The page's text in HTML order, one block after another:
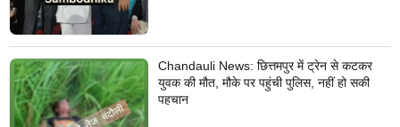
Chandauli News: छित्तमपुर में ट्रेन से कटकर
युवक की मौत, मौके पर पहुंची पुलिस, नहीं हो सकी
पहचान